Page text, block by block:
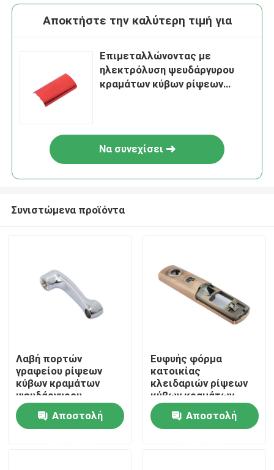
Σπίτι
Προϊόντα
Αποκτήστε την καλύτερη τιμή για
Επιμεταλλώνοντας με
ηλεκτρόλυση ψευδάργυρου
κραμάτων κύβων ρίψεων
Να συνεχίσει
Συνιστώμενα προϊόντα
Λαβή πορτών
γραφείου ρίψεων
κύβων κραμάτων
ψευδάργυρου
επεξεργασίας υλικού
επίπλωνΑποστολή
Ευφυής φόρμα
κατοικίας
κλειδαριών ρίψεων
κύβων κραμάτων
ψευδάργυρου
προσαρμογής
Αποστολή